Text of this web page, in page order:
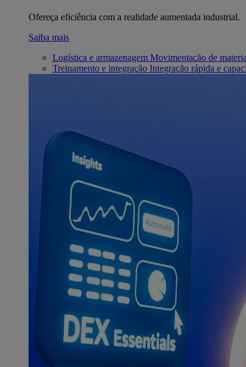
Ofereça eficiência com a realidade aumentada industrial.
Saiba mais
Logística e armazenagem Movimentação de
Treinamento e integração Integração rápida e